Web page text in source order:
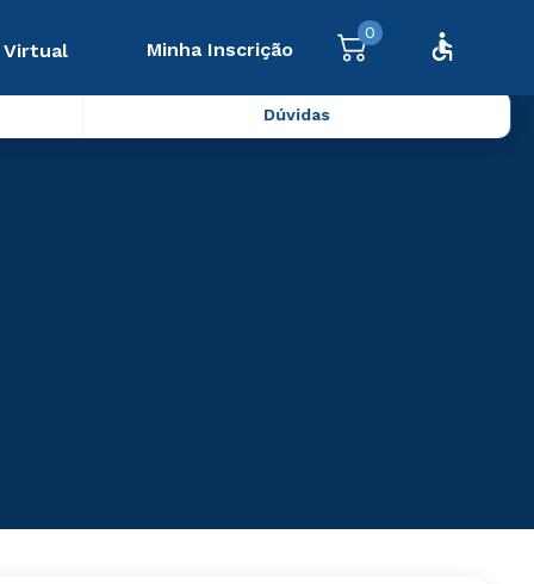
Virtual Minha Inscrição
0
Dúvidas